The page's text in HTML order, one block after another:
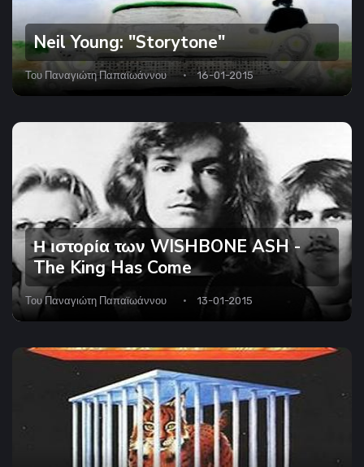
Neil Young: "Storytone"
Του Παναγιώτη Παπαϊωάννου 16-01-2015
Η ιστορία των WISHBONE ASH -
The King Has Come
ΤουΠαναγιώτη Παπαϊωάννου 13-01-2015